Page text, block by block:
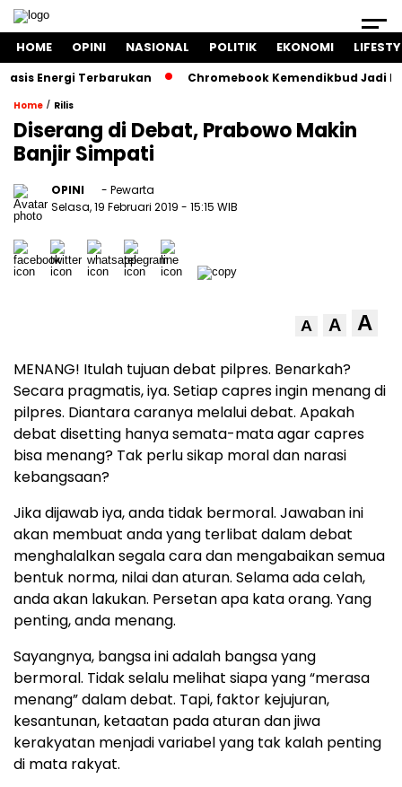
HOME OPINI NASIONAL POLITIK EKONOMI
Energi Terbarukan Chromebook Kemendikbud Jadi
Home / Rilis
Diserang di Debat, Prabowo Makin
Banjir Simpati
OPINI
- Pewarta
Selasa, 19 Februari 2019 - 15:15 WIB
A A A
MENANG! Itulah tujuan debat pilpres. Benarkah?
Secara pragmatis, iya. Setiap capres ingin menang di
pilpres. Diantara caranya melalui debat. Apakah
debat disetting hanya semata-mata agar capres
bisa menang? Tak perlu sikap moral dan narasi
kebangsaan?
Jika dijawab iya, anda tidak bermoral. Jawaban ini
akan membuat anda yang terlibat dalam debat
menghalalkan segala cara dan mengabaikan semua
bentuk norma, nilai dan aturan. Selama ada celah,
anda akan lakukan. Persetan apa kata orang. Yang
penting, anda menang.
Sayangnya, bangsa ini adalah bangsa yang
bermoral. Tidak selalu melihat siapa yang “merasa
menang” dalam debat. Tapi, faktor kejujuran,
kesantunan, ketaatan pada aturan dan jiwa
kerakyatan menjadi variabel yang tak kalah penting
di mata rakyat.